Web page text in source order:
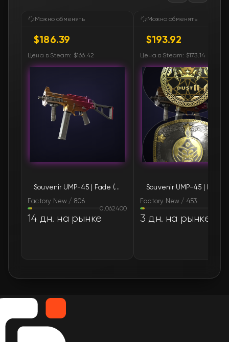
FN $201.10
FN $201.48
FN $201.82🛒
$201.99🛒
$202.12🛒
$202.18🛒
FN $202.18🛒
FN $203.02🛒
FN $203.02 🛒
FN
Можно обменять
$186.39
Цена в Steam: $166.42
Souvenir UMP-45 | Fade (Factory New)
Factory New / 806
0.062400
14 дн. на рынке
Можно обменять
$193.92
Цена в Steam: $173.14
Factory New / 453
3 дн. на рынке